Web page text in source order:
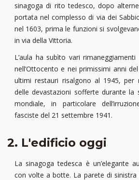
sinagoga di rito tedesco, dopo
portata nel complesso di via dei
nel 1603, prima le funzioni si
in via della Vittoria.
L’aula ha subìto vari
nell’Ottocento e nei primissimi anni
ultimi restauri risalgono al 1945, per
delle devastazioni sofferte durante la
mondiale, in particolare
fasciste del 21 settembre 1941.
2. L'edificio oggi
La sinagoga tedesca è un’elegante
con volte a botte. La parete di sinistra